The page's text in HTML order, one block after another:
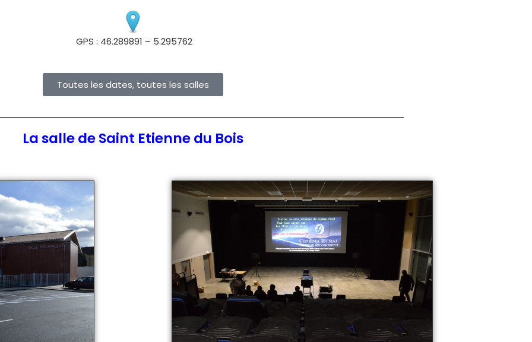
GPS : 46.289891 – 5.295762
Toutes les dates, toutes les salles
La salle de Saint Etienne du Bois